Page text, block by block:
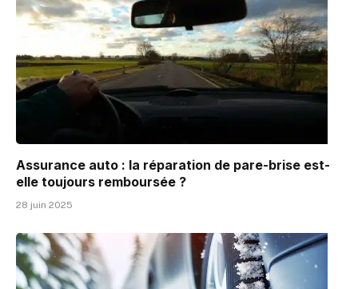
Assurance auto : la réparation de pare-brise est-
elle toujours remboursée ?
28 juin 2025